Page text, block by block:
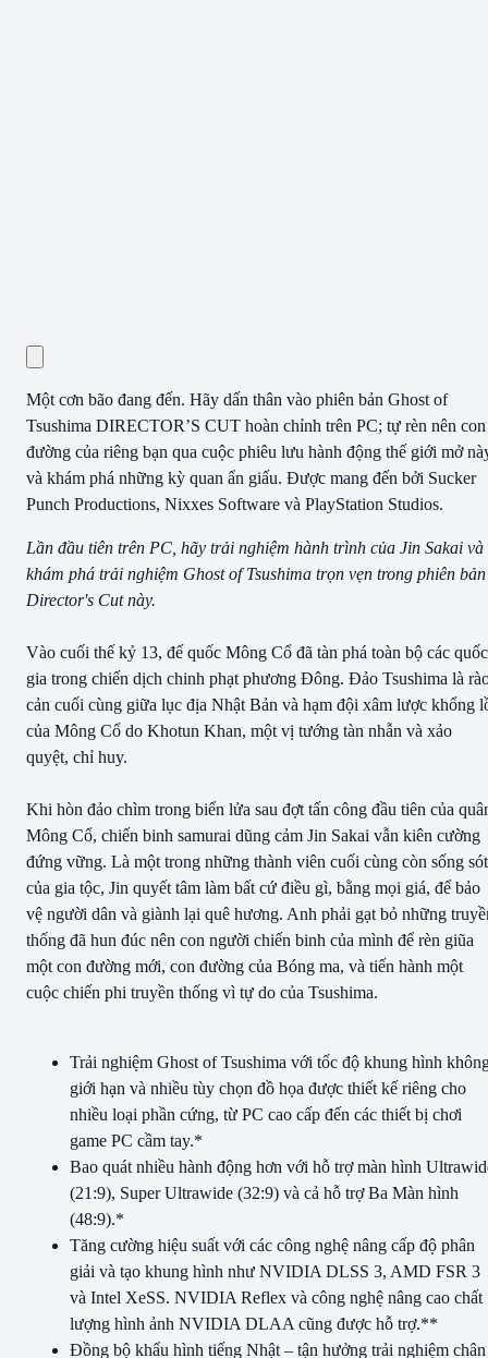
Một cơn bão đang đến. Hãy dấn thân vào phiên bản Ghost of
Tsushima DIRECTOR’S CUT hoàn chỉnh trên PC; tự rèn nên con
đường của riêng bạn qua cuộc phiêu lưu hành động thế giới mở
và khám phá những kỳ quan ẩn giấu. Được mang đến bởi Sucker
Punch Productions, Nixxes Software và PlayStation Studios.
Lần đầu tiên trên PC, hãy trải nghiệm hành trình của Jin Sakai và
khám phá trải nghiệm Ghost of Tsushima trọn vẹn trong phiên bản
Director's Cut này.
Vào cuối thế kỷ 13, đế quốc Mông Cổ đã tàn phá toàn bộ các quốc
gia trong chiến dịch chinh phạt phương Đông. Đảo Tsushima là
cản cuối cùng giữa lục địa Nhật Bản và hạm đội xâm lược khổng
của Mông Cổ do Khotun Khan, một vị tướng tàn nhẫn và xảo
quyệt, chỉ huy.
Khi hòn đảo chìm trong biển lửa sau đợt tấn công đầu tiên của
Mông Cổ, chiến binh samurai dũng cảm Jin Sakai vẫn kiên cường
đứng vững. Là một trong những thành viên cuối cùng còn sống sót
của gia tộc, Jin quyết tâm làm bất cứ điều gì, bằng mọi giá, để bảo
vệ người dân và giành lại quê hương. Anh phải gạt bỏ những
thống đã hun đúc nên con người chiến binh của mình để rèn giũa
một con đường mới, con đường của Bóng ma, và tiến hành một
cuộc chiến phi truyền thống vì tự do của Tsushima.
Trải nghiệm Ghost of Tsushima với tốc độ khung hình
giới hạn và nhiều tùy chọn đồ họa được thiết kế riêng cho
nhiều loại phần cứng, từ PC cao cấp đến các thiết bị chơi
game PC cầm tay.*
Bao quát nhiều hành động hơn với hỗ trợ màn hình
(21:9), Super Ultrawide (32:9) và cả hỗ trợ Ba Màn hình
(48:9).*
Tăng cường hiệu suất với các công nghệ nâng cấp độ phân
giải và tạo khung hình như NVIDIA DLSS 3, AMD FSR 3
và Intel XeSS. NVIDIA Reflex và công nghệ nâng cao chất
lượng hình ảnh NVIDIA DLAA cũng được hỗ trợ.**
Đồng bộ khẩu hình tiếng Nhật – tận hưởng trải nghiệm chân